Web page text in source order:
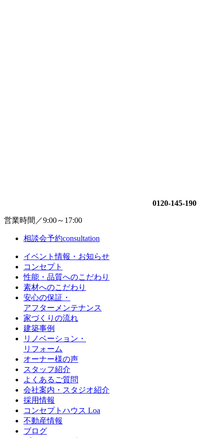
0120-145-190
営業時間／9:00～17:00
相談会予約consultation
イベント情報・お知らせ
コンセプト
性能・品質へのこだわり
素材へのこだわり
安心の保証・
アフターメンテナンス
家づくりの流れ
建築事例
リノベーション・
リフォーム
オーナー様の声
スタッフ紹介
よくあるご質問
会社案内・スタジオ紹介
採用情報
コンセプトハウス Loa
不動産情報
ブログ